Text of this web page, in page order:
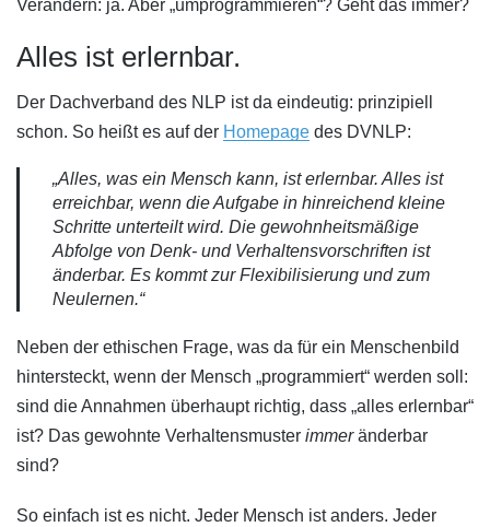
Verändern: ja. Aber „umprogrammieren“? Geht das immer?
Alles ist erlernbar.
Der Dachverband des NLP ist da eindeutig: prinzipiell
schon. So heißt es auf der Homepage des DVNLP:
„Alles, was ein Mensch kann, ist erlernbar. Alles ist
erreichbar, wenn die Aufgabe in hinreichend kleine
Schritte unterteilt wird. Die gewohnheitsmäßige
Abfolge von Denk- und Verhaltensvorschriften ist
änderbar. Es kommt zur Flexibilisierung und zum
Neulernen.“
Neben der ethischen Frage, was da für ein Menschenbild
hintersteckt, wenn der Mensch „programmiert“ werden soll:
sind die Annahmen überhaupt richtig, dass „alles erlernbar“
ist? Das gewohnte Verhaltensmuster immeränderbar
sind?
So einfach ist es nicht. Jeder Mensch ist anders. Jeder